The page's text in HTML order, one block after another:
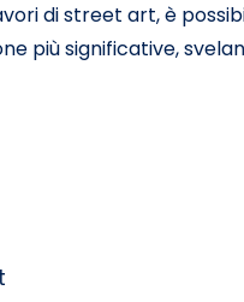
di street art, è
più significative,